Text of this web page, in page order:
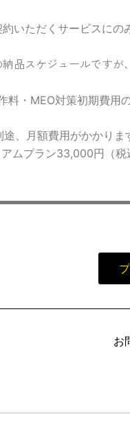
いただくサービスにの
品スケジュールです
料・MEO対策初期費用
、月額費用がかかり
ムプラン33,000円（税
お